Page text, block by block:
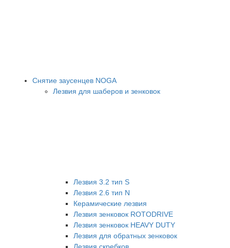
Снятие заусенцев NOGA
Лезвия для шаберов и зенковок
Лезвия 3.2 тип S
Лезвия 2.6 тип N
Керамические лезвия
Лезвия зенковок ROTODRIVE
Лезвия зенковок HEAVY DUTY
Лезвия для обратных зенковок